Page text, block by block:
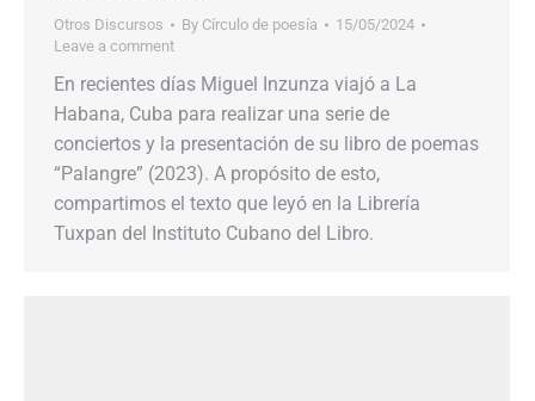
Otros Discursos By Círculo de poesía
15/05/2024
Leave a comment
En recientes días Miguel Inzunza viajó a La
Habana, Cuba para realizar una serie de
conciertos y la presentación de su libro de poemas
“Palangre” (2023). A propósito de esto,
compartimos el texto que leyó en la Librería
Tuxpan del Instituto Cubano del Libro.